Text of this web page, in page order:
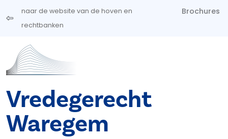
Overslaan en naar de inhoud gaan
naar de website van de hoven en
rechtbanken
Brochures
Vredegerecht
Waregem